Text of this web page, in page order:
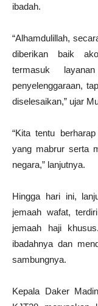
ibadah.
“Alhamdulillah,
diberikan baik
termasuk
penyelenggaraan,
diselesaikan,” ujar
“Kita tentu
yang mabrur serta
negara,” lanjutnya.
Hingga hari ini,
jemaah wafat,
jemaah haji
ibadahnya dan
sambungnya.
Kepala Daker